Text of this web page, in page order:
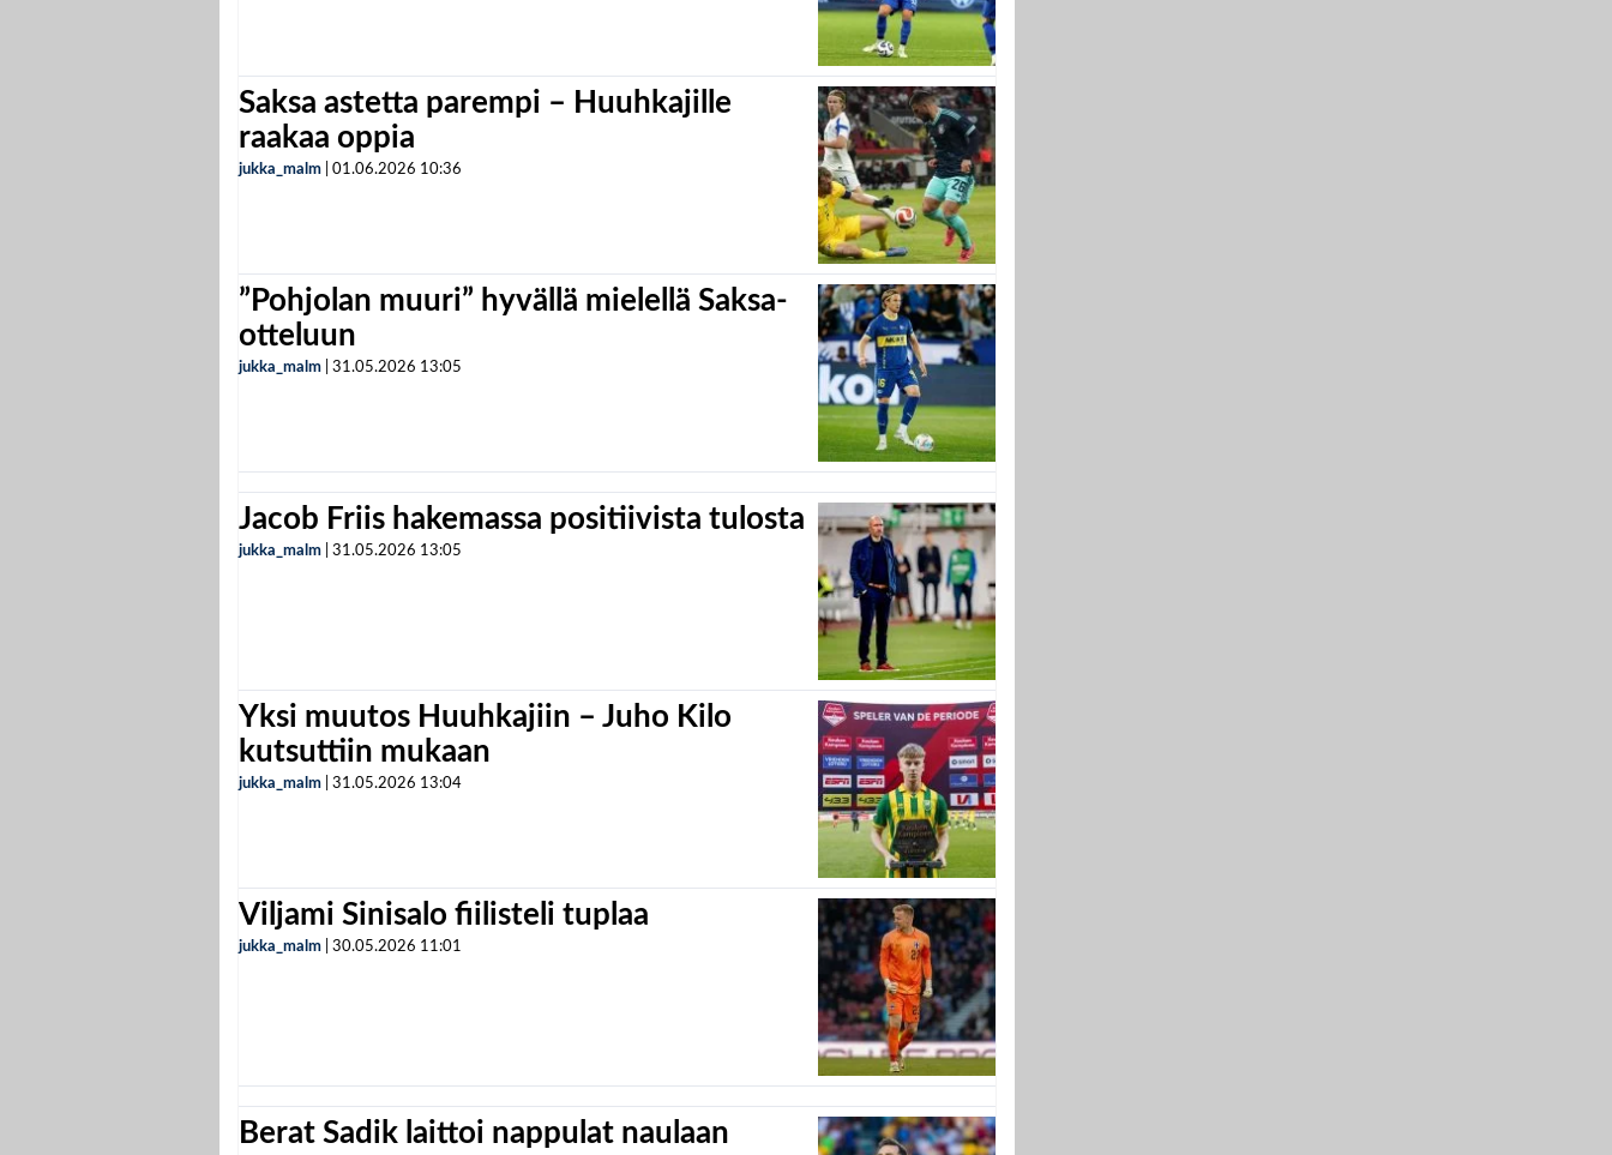
Saksa astetta parempi – Huuhkajille
raakaa oppia
jukka_malm 01.06.2026 10:36
”Pohjolan muuri” hyvällä mielellä Saksa-
otteluun
jukka_malm 31.05.2026 13:05
Jacob Friis hakemassa positiivista tulosta
jukka_malm 31.05.2026 13:05
Yksi muutos Huuhkajiin – Juho Kilo
kutsuttiin mukaan
jukka_malm 31.05.2026 13:04
Viljami Sinisalo fiilisteli tuplaa
jukka_malm 30.05.2026 11:01
Berat Sadik laittoi nappulat naulaan